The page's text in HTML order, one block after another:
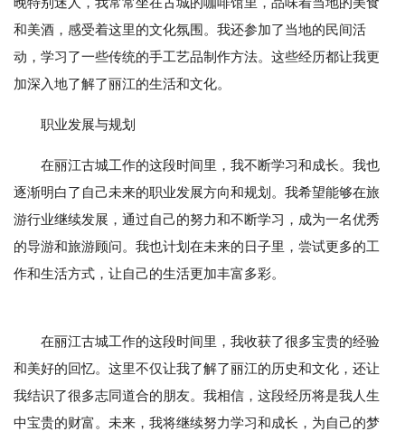
和美酒，感受着这里的文化氛围。我还参加了当地的民间活
动，学习了一些传统的手工艺品制作方法。这些经历都让我更
加深入地了解了丽江的生活和文化。
职业发展与规划
在丽江古城工作的这段时间里，我不断学习和成长。我也
逐渐明白了自己未来的职业发展方向和规划。我希望能够在旅
游行业继续发展，通过自己的努力和不断学习，成为一名优秀
的导游和旅游顾问。我也计划在未来的日子里，尝试更多的工
作和生活方式，让自己的生活更加丰富多彩。
在丽江古城工作的这段时间里，我收获了很多宝贵的经验
和美好的回忆。这里不仅让我了解了丽江的历史和文化，还让
我结识了很多志同道合的朋友。我相信，这段经历将是我人生
中宝贵的财富。未来，我将继续努力学习和成长，为自己的梦